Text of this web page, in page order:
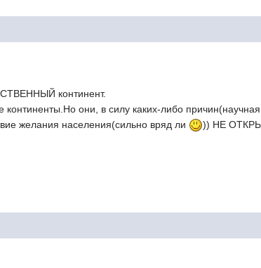
континент.
континенты.Но они, в силу каких-либо
желания населения(сильно вряд ли
)) НЕ